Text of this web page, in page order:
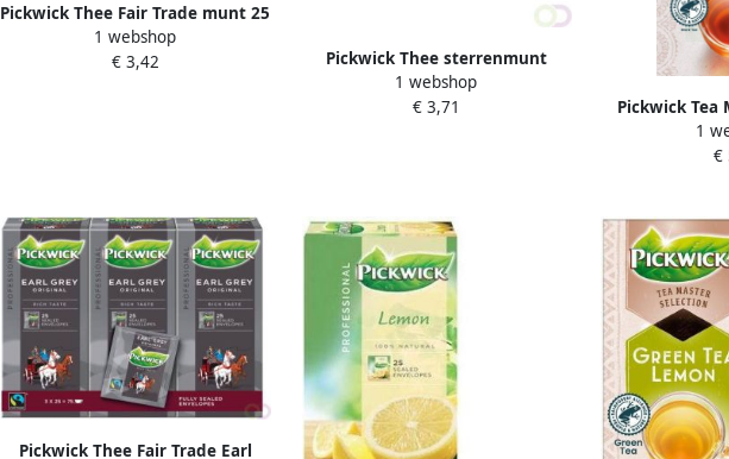
Pickwick Thee Fair Trade munt 25
zakjes van 1.5gr
1 webshop
€ 3,42
Pickwick Thee sterrenmunt
25x2gr met envelop
1 webshop
€ 3,71
Pickwick Tea
English 1
€
Pickwick Thee Fair Trade Earl